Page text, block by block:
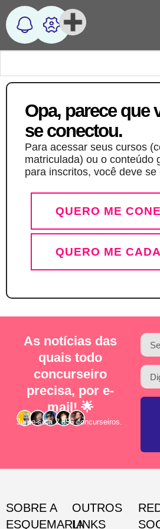
Opa, parece que
se conectou.
Para acessar seus cursos
matriculada) ou o conteúdo
para inscritos, você deve se
QUERO ME
QUERO ME
As notícias das
quais todo
concurseiro
precisa, por e-
mail! 🌟
Junte-se a 2.856 concurseiros.
SOBRE A
ESQUEMARIA
OUTROS
LINKS